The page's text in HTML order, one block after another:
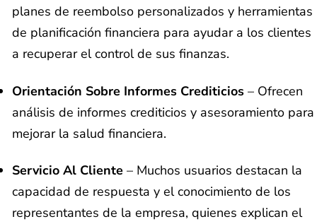
planes de reembolso personalizados y herramientas
de planificación financiera para ayudar a los clientes
a recuperar el control de sus finanzas.
Orientación Sobre Informes Crediticios – Ofrecen
análisis de informes crediticios y asesoramiento para
mejorar la salud financiera.
Servicio Al Cliente – Muchos usuarios destacan la
capacidad de respuesta y el conocimiento de los
representantes de la empresa, quienes explican el